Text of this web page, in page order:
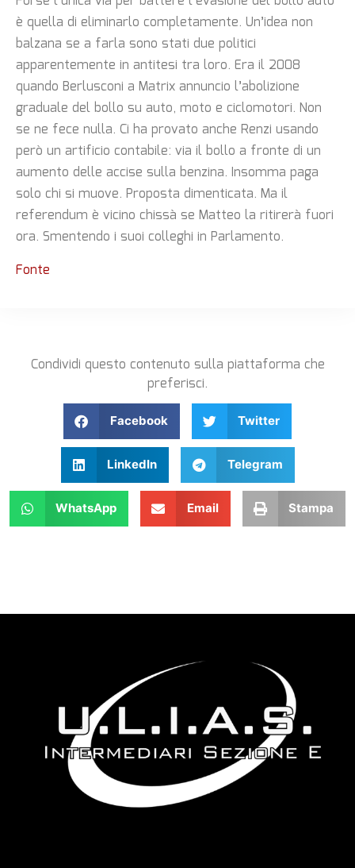
è quella di eliminarlo completamente. Un’idea non
balzana se a farla sono stati due politici
apparentemente in antitesi tra loro. Era il 2008
quando Berlusconi a Matrix annuncio l’abolizione
graduale del bollo su auto, moto e ciclomotori. Non
se ne fece nulla. Ci ha provato anche Renzi usando
però un artificio contabile: via il bollo a fronte di un
aumento delle accise sulla benzina. Insomma paga
solo chi si muove. Proposta dimenticata. Ma il
referendum è vicino chissà se Matteo la ritirerà fuori
ora. Smentendo i suoi colleghi in Parlamento.
Fonte
Condividi questo contenuto sulla piattaforma che
preferisci.
Facebook Twitter
LinkedIn Telegram
WhatsApp Email Stampa